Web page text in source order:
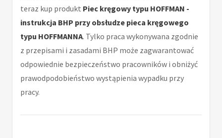
teraz kup produkt Piec kręgowy typu HOFFMAN -
instrukcja BHP przy obsłudze pieca kręgowego
typu HOFFMANNA. Tylko praca wykonywana zgodnie
z przepisami i zasadami BHP może zagwarantować
odpowiednie bezpieczeństwo pracowników i obniżyć
prawodpodobieństwo wystąpienia wypadku przy
pracy.